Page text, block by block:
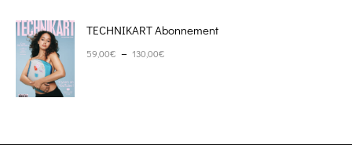
TECHNIKART Abonnement
59,00€ – 130,00€